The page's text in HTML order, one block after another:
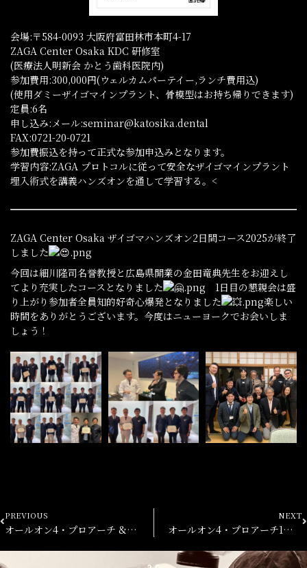
会場:〒584-0093 大阪府富田林市本町4-17
ZAGA Center Osaka KDC 研修室
(医療法人明新会 かとう歯科医院内)
参加費用:300,000円(ウェルカムパーテイー,ランチ費用込)
(使用ダミーザイゴマインプラント、骨模型はお持ち帰りできます)
定員:6名
申し込み:メール:seminar@katosika.dental
FAX:0721-20-0721
参加費振込を持って正式な参加申込みとなります。
学習内容:ZAGA プロトコルに従って安全なザイゴマインプラント
埋入術式を講義ハンズオンを通して学習する。<
ZAGA Center Osaka ザイゴマハンズオン2日間コース2025が終了
しました
今回は細川隆司名誉教授と広島県開業の金田竜典先生をお迎えし
て より充実したコースとなりました
1日目の懇親会は盛
り上がり参加者全員知的好奇心爆発となりました
楽しい
時間をありがとうございます。 今度はニューヨークでお会いしま
しょう！
PREVIOUS
オールオン4・プロアーチ & ザイゴマ4日コース
NEXT
オールオン4・プロアーチ1日コース